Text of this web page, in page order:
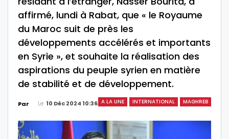
affirmé, lundi à Rabat, que « le Royaume
du Maroc suit de près les
développements accélérés et importants
en Syrie », et souhaite la réalisation des
aspirations du peuple syrien en matière
de stabilité et de développement.
A LA UNE INTERNATIONAL MAGHREB
Par Le 10 Déc 2024 10:36